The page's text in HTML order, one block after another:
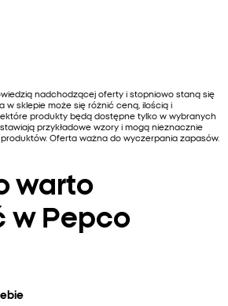
nadchodzącej oferty i stopniowo staną się
w sklepie może się różnić ceną, ilością i
produkty będą dostępne tylko w wybranych
przykładowe wzory i mogą nieznacznie
Oferta ważna do wyczerpania zapasów.
warto
w Pepco